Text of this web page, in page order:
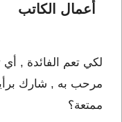
أعمال الكاتب
لكي تعم الفائدة , أي
مرحب به , شارك
ممتعة؟